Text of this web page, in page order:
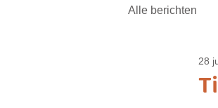
Alle berichten
28